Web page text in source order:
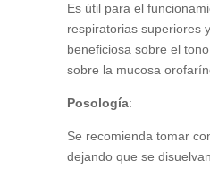
Es útil para el
respiratorias superiores
beneficiosa sobre el
sobre la mucosa
Posología:
Se recomienda tomar
dejando que se